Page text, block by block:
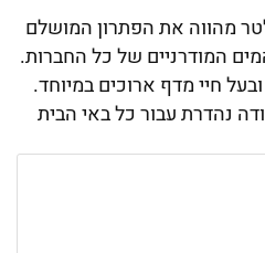
מהווה את הפתרון המושלם
המודרניים של כל החברות.
חיי מדף ארוכים במיוחד.
נהדרת עבור כל באי הבית